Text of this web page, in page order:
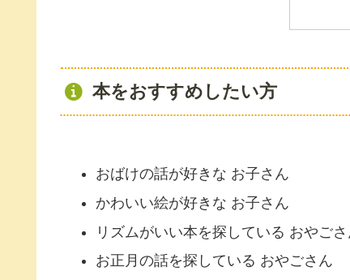
本をおすすめしたい方
おばけの話が好きな お子さん
かわいい絵が好きな お子さん
リズムがいい本を探している おやごさ
お正月の話を探している おやごさん